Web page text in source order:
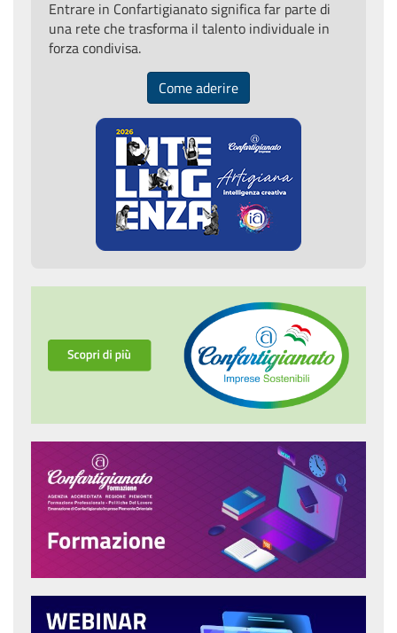
Entrare in Confartigianato significa far parte di
una rete che trasforma il talento individuale in
forza condivisa.
Come aderire